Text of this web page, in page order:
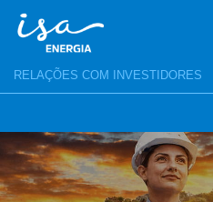
RELAÇÕES COM INVESTIDORES